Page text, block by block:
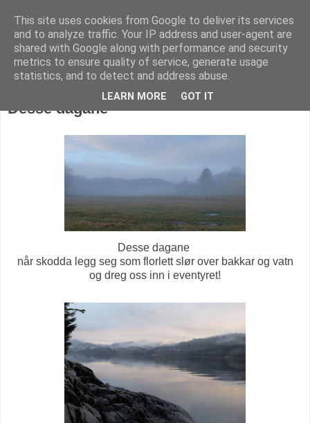
KARITANKAR
Desse dagane
Desse dagane
når skodda legg seg som florlett slør over bakkar og vatn
og dreg oss inn i eventyret!
This site uses cookies from Google to deliver its services
and to analyze traffic. Your IP address and user-agent are
shared with Google along with performance and security
metrics to ensure quality of service, generate usage
statistics, and to detect and address abuse.
LEARN MORE GOT IT